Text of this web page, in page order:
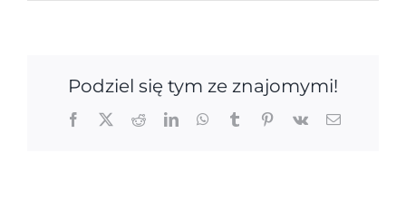
Podziel się tym ze znajomymi!
Facebook
X RedditLinkedInWhatsApp
TumblrPinterest
Vk Email